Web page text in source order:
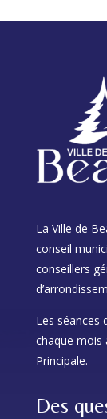
La Ville de
conseil
conseillers
Les séances
chaque mois
Principale.
Des